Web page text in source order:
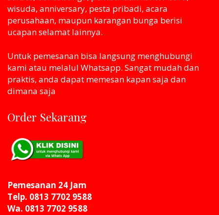
wisuda, anniversary, pesta pribadi, acara
perusahaan, maupun karangan bunga berisi
ucapan selamat lainnya.
Untuk pemesanan bisa langsung menghubungi
kami atau melaluI Whatsapp. Sangat mudah dan
praktis, anda dapat memesan kapan saja dan
dimana saja
Order Sekarang
Pemesanan 24 Jam
Telp. 0813 7702 9588
Wa. 0813 7702 9588